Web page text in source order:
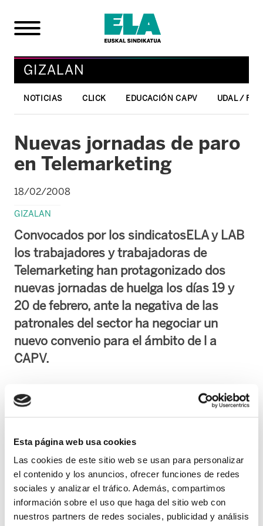
Esta página web usa cookies
Las cookies de este sitio web se usan para personalizar
el contenido y los anuncios, ofrecer funciones de redes
sociales y analizar el tráfico. Además, compartimos
información sobre el uso que haga del sitio web con
nuestros partners de redes sociales, publicidad y análisis
GIZALAN
NOTICIAS CLICK EDUCACIÓN CAPV UDAL /
Nuevas jornadas de paro
en Telemarketing
18/02/2008
GIZALAN
Convocados por los sindicatosELA y LAB
los trabajadores y trabajadoras de
Telemarketing han protagonizado dos
nuevas jornadas de huelga los días 19 y
20 de febrero, ante la negativa de las
patronales del sector ha negociar un
nuevo convenio para el ámbito de l a
CAPV.
responsables de Xupera( antes
Edipro y Bai
mantener una reunión con los representantes
del los trabajadores y trabajadoras del sector.
Por su parte, Lanalden-Resulta han respondido
negativamente a la propuesta sindical,
mientras quede los responsables de Atento y